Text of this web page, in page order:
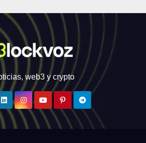
web3 y crypto